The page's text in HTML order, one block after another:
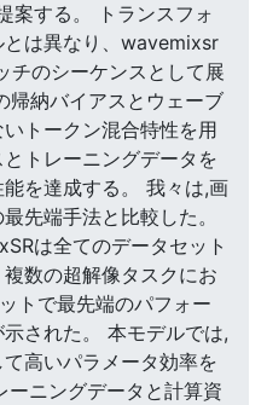
案する。 トランスフォ
とは異なり、wavemixsr
チのシーケンスとして展
帰納バイアスとウェーブ
トークン混合特性を用
トレーニングデータを
を達成する。 我々は,画
先端手法と比較した。
は全てのデータセット
数の超解像タスクにお
トで最先端のパフォー
された。 本モデルでは,
高いパラメータ効率を
ーニングデータと計算資